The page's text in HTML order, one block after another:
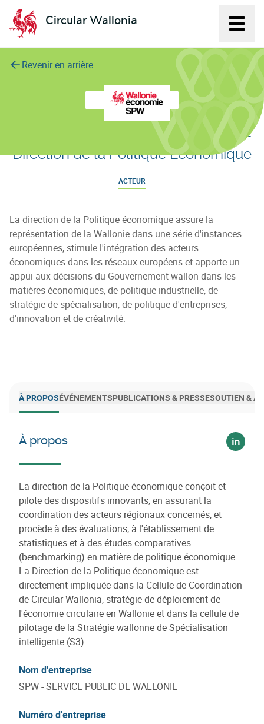
Circular Wallonia
L'économie circulaire
Revenir en arrière
SPW Economie, Emploi, Recherche -
Direction de la Politique Economique
ACTEUR
​La direction de la Politique économique assure la
représentation de la Wallonie dans une série d'instances
européennes, stimule l'intégration des acteurs
économiques dans les réseaux européens et apporte un
appui aux décisions du Gouvernement wallon dans les
matières économiques, de politique industrielle, de
stratégie de spécialisation, de politique d'entreprises,
d'innovation et de créativité.
À PROPOSÉVÉNEMENTSPUBLICATIONS & PRESSESOUTIEN &
À propos
Voir
​La direction de la Politique économique conçoit et
pilote des dispositifs innovants, en assurant la
coordination des acteurs régionaux concernés, et
procède à des évaluations, à l'établissement de
statistiques et à des études comparatives
(benchmarking) en matière de politique économique.
La Direction de la Politique économique est
directement impliquée dans la Cellule de Coordination
de Circular Wallonia, stratégie de déploiement de
l'économie circulaire en Wallonie et dans la cellule de
pilotage de la Stratégie wallonne de Spécialisation
intelligente (S3).
Nom d'entreprise
SPW - SERVICE PUBLIC DE WALLONIE
Numéro d'entreprise